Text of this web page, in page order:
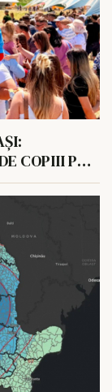
COPIII POT